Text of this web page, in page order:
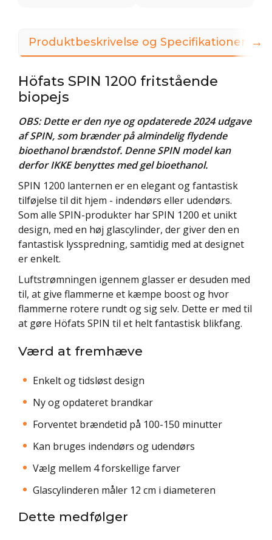
Produktbeskrivelse og Specifikationer
Höfats SPIN 1200 fritstående
biopejs
OBS: Dette er den nye og opdaterede 2024 udgave
af SPIN, som brænder på almindelig flydende
bioethanol brændstof. Denne SPIN model kan
derfor IKKE benyttes med gel bioethanol.
SPIN 1200 lanternen er en elegant og fantastisk
tilføjelse til dit hjem - indendørs eller udendørs.
Som alle SPIN-produkter har SPIN 1200 et unikt
design, med en høj glascylinder, der giver den en
fantastisk lysspredning, samtidig med at designet
er enkelt.
Luftstrømningen igennem glasser er desuden med
til, at give flammerne et kæmpe boost og hvor
flammerne rotere rundt og sig selv. Dette er med til
at gøre Höfats SPIN til et helt fantastisk blikfang.
Værd at fremhæve
Enkelt og tidsløst design
Ny og opdateret brandkar
Forventet brændetid på 100-150 minutter
Kan bruges indendørs og udendørs
Vælg mellem 4 forskellige farver
Glascylinderen måler 12 cm i diameteren
Dette medfølger
→